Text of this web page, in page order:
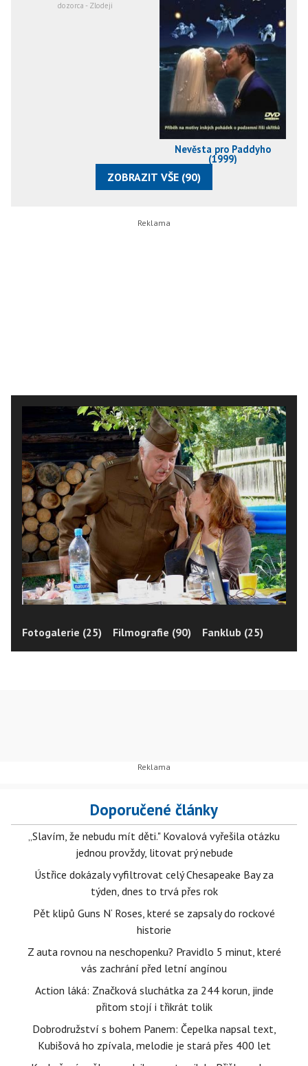
dozorca - Zlodeji
Nevěsta pro Paddyho
(1999)
ZOBRAZIT VŠE (90)
Fotogalerie (25) Filmografie (90) Fanklub (25)
Doporučené články
„Slavím, že nebudu mít děti." Kovalová vyřešila otázku
jednou provždy, litovat prý nebude
Ústřice dokázaly vyfiltrovat celý Chesapeake Bay za
týden, dnes to trvá přes rok
Pět klipů Guns N‘ Roses, které se zapsaly do rockové
historie
Z auta rovnou na neschopenku? Pravidlo 5 minut, které
vás zachrání před letní angínou
Action láká: Značková sluchátka za 244 korun, jinde
přitom stojí i třikrát tolik
Dobrodružství s bohem Panem: Čepelka napsal text,
Kubišová ho zpívala, melodie je stará přes 400 let